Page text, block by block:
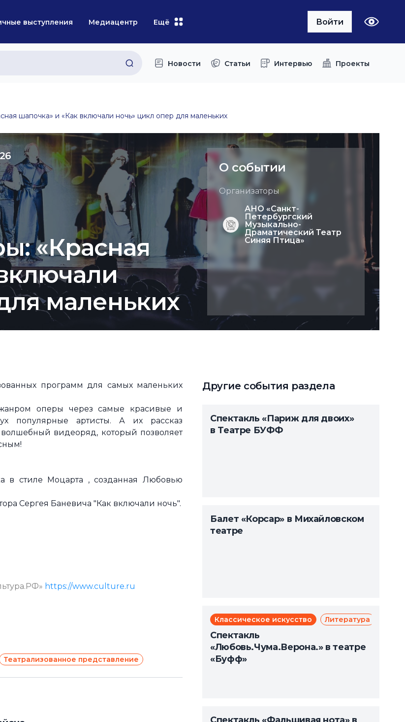
выступления Медиацентр Ещё Войти
Новости Статьи Интервью Проекты
шапочка» и «Как включали ночь» цикл опер для маленьких
«Красная
маленьких
О событии
Организаторы
АНО «Санкт-
Петербургский
Музыкально-
Драматический Театр
Синяя Птица»
программ для самых маленьких
оперы через самые красивые и
популярные артисты. А их рассказ
видеоряд, который позволяет
в стиле Моцарта , созданная Любовью
Сергея Баневича "Как включали ночь".
https://www.culture.ru
Театрализованное представление
Другие события раздела
Спектакль «Париж для двоих»
в Театре БУФФ
Балет «Корсар» в Михайловском
театре
Классическое искусство Литература
Спектакль
«Любовь.Чума.Верона.» в театре
«Буфф»